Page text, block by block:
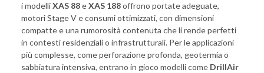
i modelliXAS 88eXAS 188offrono portate adeguate,
motori Stage V e consumi ottimizzati, con dimensioni
compatte e una rumorosità contenuta che li rende perfetti
in contesti residenziali o infrastrutturali. Per le applicazioni
più complesse, come perforazione profonda, geotermia o
sabbiatura intensiva, entrano in gioco modelli come DrillAir